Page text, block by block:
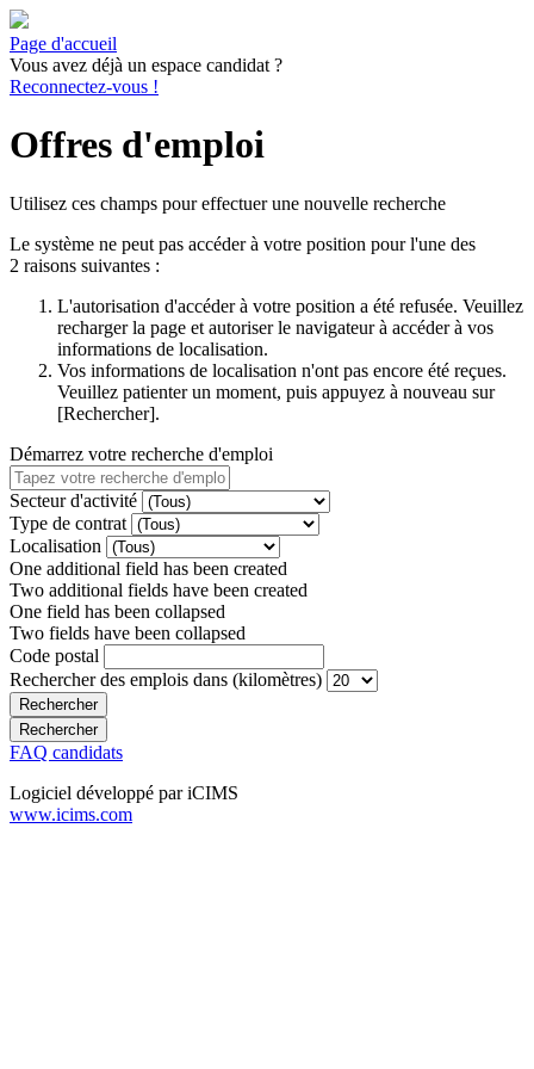
Page d'accueil
Vous avez déjà un espace candidat ?
Reconnectez-vous !
Offres d'emploi
Utilisez ces champs pour effectuer une nouvelle recherche
Le système ne peut pas accéder à votre position pour l'une des
2 raisons suivantes :
L'autorisation d'accéder à votre position a été refusée. Veuillez
recharger la page et autoriser le navigateur à accéder à vos
informations de localisation.
Vos informations de localisation n'ont pas encore été reçues.
Veuillez patienter un moment, puis appuyez à nouveau sur
[Rechercher].
Démarrez votre recherche d'emploi
Secteur d'activité
Type de contrat
Localisation
One additional field has been created
Two additional fields have been created
One field has been collapsed
Two fields have been collapsed
Code postal
Rechercher des emplois dans (kilomètres)
FAQ candidats
Logiciel développé par iCIMS
www.icims.com